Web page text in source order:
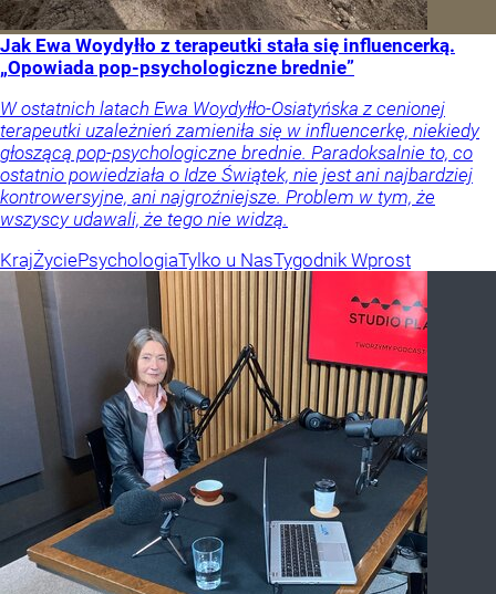
Jak Ewa Woydyłło z terapeutki stała się influencerką.
„Opowiada pop-psychologiczne brednie”
W ostatnich latach Ewa Woydyłło-Osiatyńska z cenionej
terapeutki uzależnień zamieniła się w influencerkę, niekiedy
głoszącą pop-psychologiczne brednie. Paradoksalnie to, co
ostatnio powiedziała o Idze Świątek, nie jest ani najbardziej
kontrowersyjne, ani najgroźniejsze. Problem w tym, że
wszyscy udawali, że tego nie widzą.
KrajŻyciePsychologiaTylko u NasTygodnik Wprost